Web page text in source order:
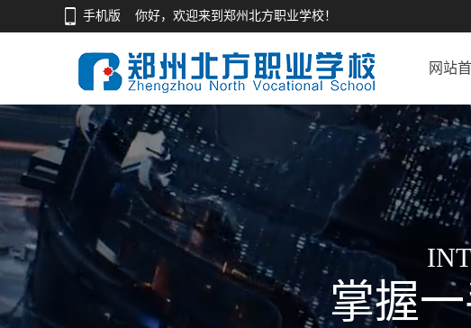
手机版 你好，欢迎来到郑州北方职业学校！
网站
掌握